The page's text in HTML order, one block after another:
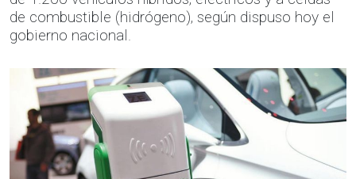
de combustible (hidrógeno), según dispuso hoy el
gobierno nacional.